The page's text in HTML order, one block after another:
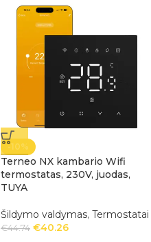
-10%
Terneo NX kambario Wifi
termostatas, 230V, juodas,
TUYA
Šildymo valdymas, Termostatai
€44.74 €40.26